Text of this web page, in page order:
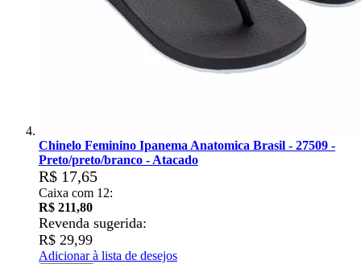
Chinelo Feminino Ipanema Anatomica Brasil - 27509 -
Preto/preto/branco - Atacado
R$ 17,65
Caixa com 12:
R$ 211,80
Revenda sugerida:
R$ 29,99
Adicionar à lista de desejos